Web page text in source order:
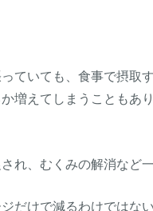
ていても、食事で摂取
増えてしまうこともあり
れ、むくみの解消など
だけで減るわけではな